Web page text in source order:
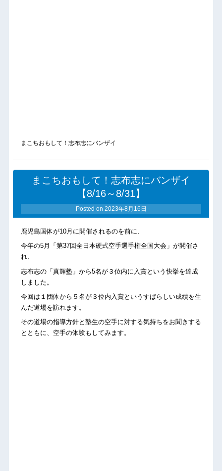
まこちおもして！志布志にバンザイ
まこちおもして！志布志にバンザイ
【8/16～8/31】
Posted on 2023年8月16日
鹿児島国体が10月に開催されるのを前に、
今年の5月「第37回全日本硬式空手選手権全国大会」が開催さ
れ、
志布志の「真輝塾」から5名が３位内に入賞という快挙を達成
しました。
今回は１団体から５名が３位内入賞というすばらしい成績を生
んだ道場を訪れます。
その道場の指導方針と塾生の空手に対する気持ちをお聞きする
とともに、空手の体験もしてみます。